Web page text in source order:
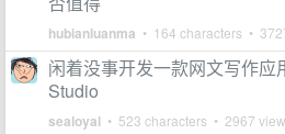
hubianluanma • 164 characters •
闲着没事开发一款网文写作
Studio
sealoyal • 523 characters • 2967